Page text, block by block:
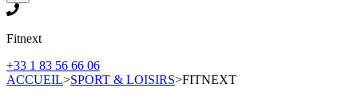
Fitnext
+33 1 83 56 66 06
ACCUEIL>SPORT & LOISIRS>FITNEXT